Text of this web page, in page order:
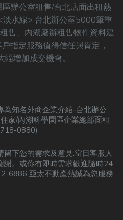
辦公室租售/台北店面出租熱
水線> 台北辦公室5000筆重
售、內湖廠辦租售物件資料建
指定服務值得信任與肯定，
增加成交機會。
為知名外商企業介紹-台北辦公
家/內湖科學園區企業總部面租
0880)
留下您的需求及意見.當日客服人
謝。或你有即時需求歡迎隨時24
6886 亞太不動產熱誠為您服務